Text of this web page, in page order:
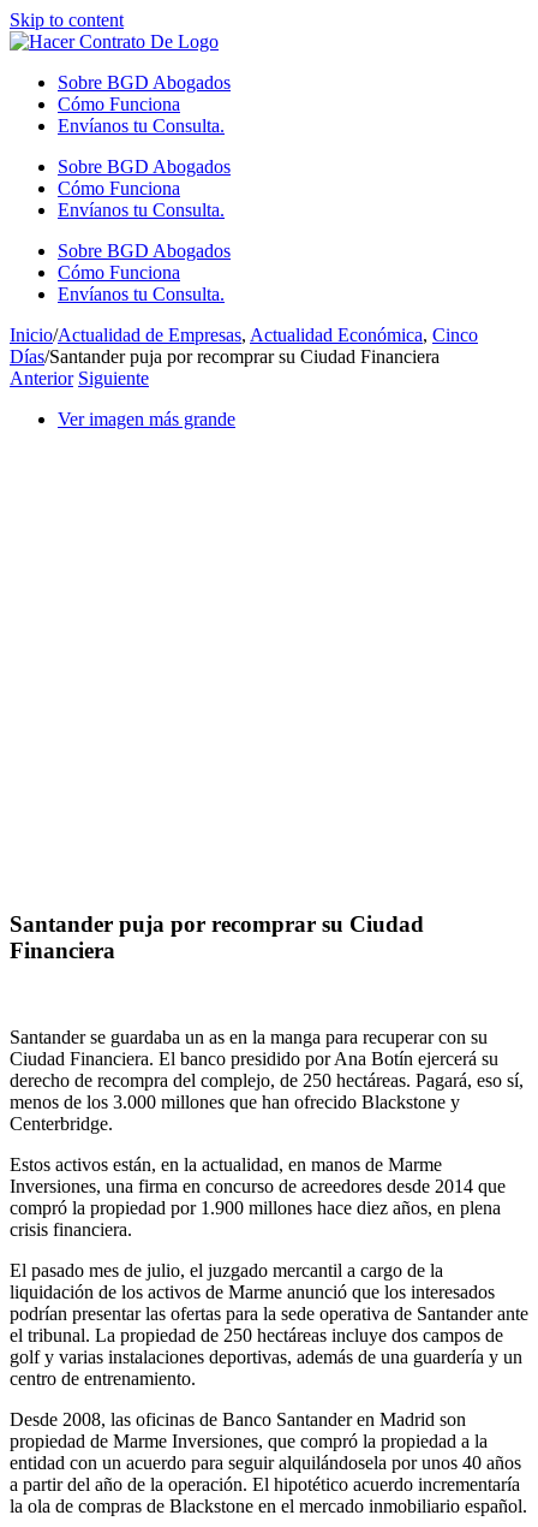
Skip to content
Sobre BGD Abogados
Cómo Funciona
Envíanos tu Consulta.
Sobre BGD Abogados
Cómo Funciona
Envíanos tu Consulta.
Sobre BGD Abogados
Cómo Funciona
Envíanos tu Consulta.
Inicio/Actualidad de Empresas, Actualidad Económica, Cinco
Días/Santander puja por recomprar su Ciudad Financiera
Anterior Siguiente
Ver imagen más grande
Santander puja por recomprar su Ciudad
Financiera
Santander se guardaba un as en la manga para recuperar con su
Ciudad Financiera. El banco presidido por Ana Botín ejercerá su
derecho de recompra del complejo, de 250 hectáreas. Pagará, eso sí,
menos de los 3.000 millones que han ofrecido Blackstone y
Centerbridge.
Estos activos están, en la actualidad, en manos de Marme
Inversiones, una firma en concurso de acreedores desde 2014 que
compró la propiedad por 1.900 millones hace diez años, en plena
crisis financiera.
El pasado mes de julio, el juzgado mercantil a cargo de la
liquidación de los activos de Marme anunció que los interesados
podrían presentar las ofertas para la sede operativa de Santander ante
el tribunal. La propiedad de 250 hectáreas incluye dos campos de
golf y varias instalaciones deportivas, además de una guardería y un
centro de entrenamiento.
Desde 2008, las oficinas de Banco Santander en Madrid son
propiedad de Marme Inversiones, que compró la propiedad a la
entidad con un acuerdo para seguir alquilándosela por unos 40 años
a partir del año de la operación. El hipotético acuerdo incrementaría
la ola de compras de Blackstone en el mercado inmobiliario español.